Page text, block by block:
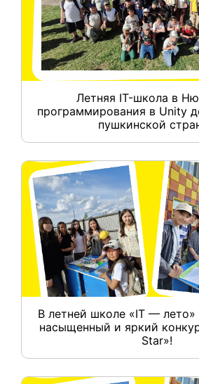
Летняя IT-школа в
программирования в Unity
пушкинской
В летней школе «IT — лето»
насыщенный и яркий
Star»!